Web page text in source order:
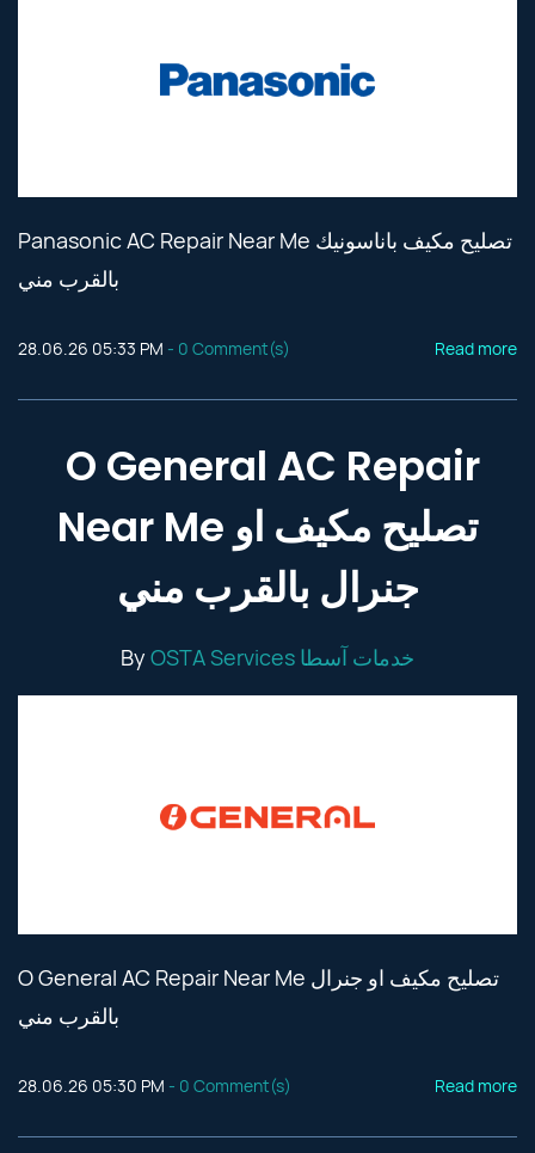
Panasonic AC Repair Near Me تصليح مكيف باناسونيك
بالقرب مني
28.06.26 05:33 PM - 0 Comment(s) Read more
O General AC Repair
Near Me تصليح مكيف او
جنرال بالقرب مني
By OSTA Services خدمات آسطا
O General AC Repair Near Me تصليح مكيف او جنرال
بالقرب مني
28.06.26 05:30 PM - 0 Comment(s) Read more